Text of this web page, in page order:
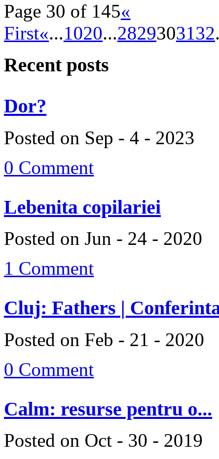
Page 30 of 145«
First«...1020...2829303132
Recent posts
Dor?
Posted on Sep - 4 - 2023
0 Comment
Lebenita copilariei
Posted on Jun - 24 - 2020
1 Comment
Cluj: Fathers |
Posted on Feb - 21 - 2020
0 Comment
Calm: resurse pentru o...
Posted on Oct - 30 - 2019